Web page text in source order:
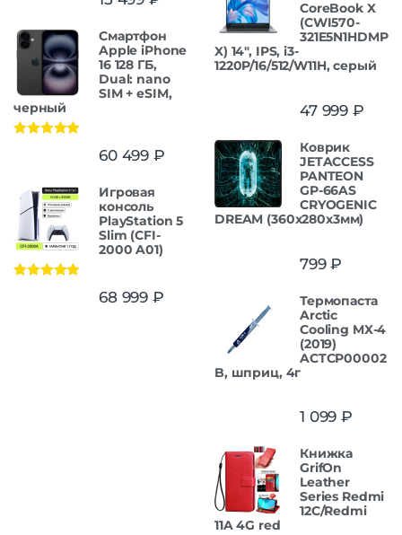
Смартфон
Apple iPhone
16 128 ГБ,
Dual: nano
SIM + eSIM,
черный
60 499 ₽
Игровая
консоль
PlayStation 5
Slim (CFI-
2000 A01)
68 999 ₽
CoreBook X
(CWI570-
321E5N1HDMP
X) 14", IPS, i3-
1220P/16/512/W11H, серый
47 999 ₽
Коврик
JETACCESS
PANTEON
GP-66AS
CRYOGENIC
DREAM (360x280x3мм)
799₽
Термопаста
Arctic
Cooling MX-4
(2019)
ACTCP00002
B, шприц, 4г
1 099 ₽
Книжка
GrifOn
Leather
Series Redmi
12C/Redmi
11A 4G red